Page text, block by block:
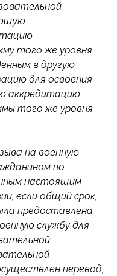
того же уровня
в другую
для освоения
аккредитацию
того же уровня
на военную
по
настоящим
если общий срок,
предоставлена
службу для
перевод,